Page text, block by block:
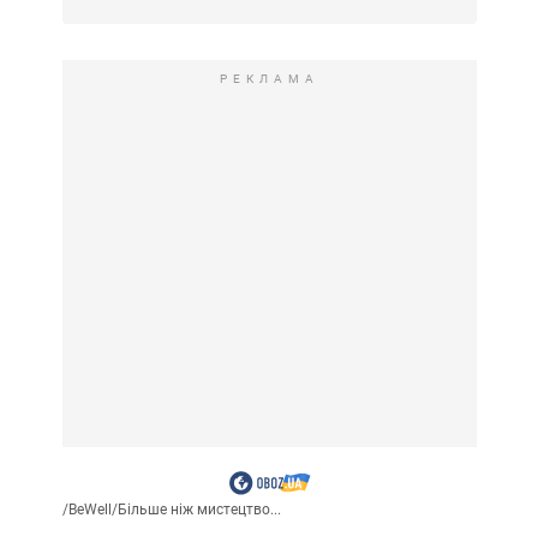
РЕКЛАМА
/BeWell/Більше ніж мистецтво...